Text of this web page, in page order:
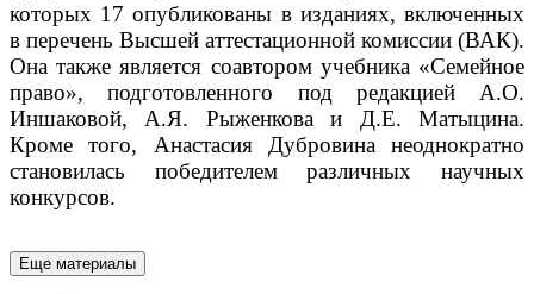
которых 17 опубликованы в изданиях, включенных
в перечень Высшей аттестационной комиссии (ВАК).
Она также является соавтором учебника «Семейное
право», подготовленного под редакцией А.О.
Иншаковой, А.Я. Рыженкова и Д.Е. Матыцина.
Кроме того, Анастасия Дубровина неоднократно
становилась победителем различных научных
конкурсов.
Еще материалы